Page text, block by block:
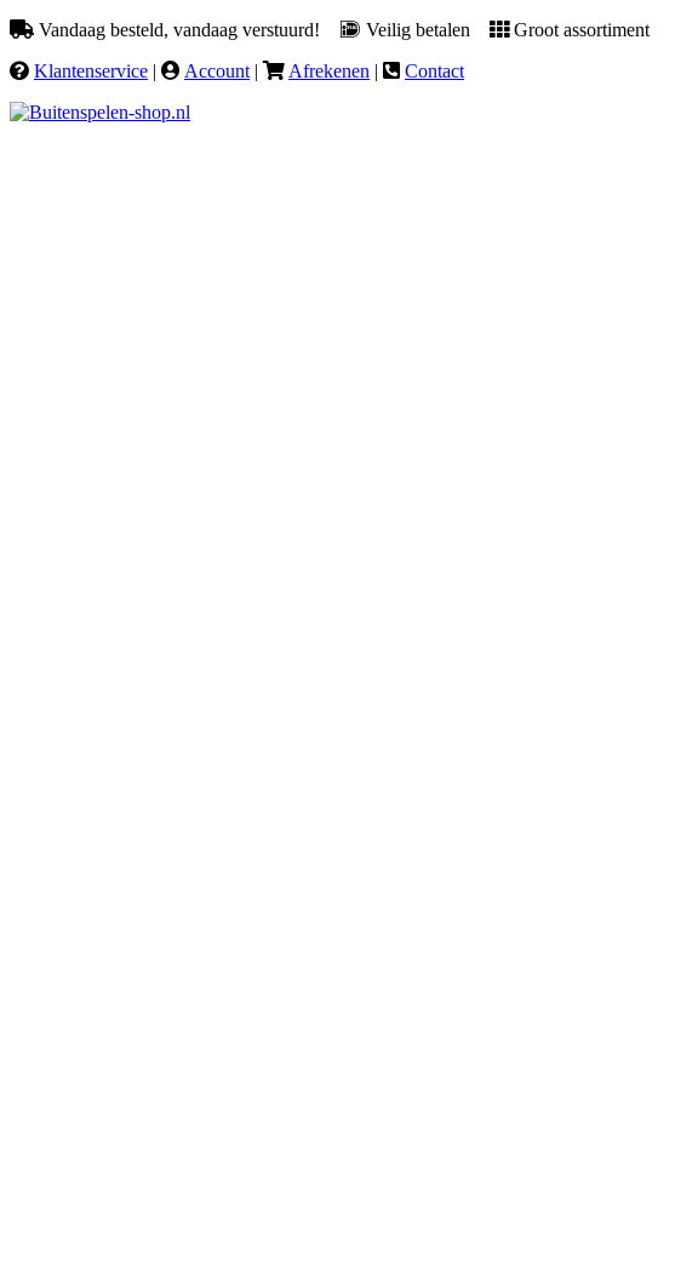
Vandaag besteld, vandaag verstuurd! Veilig betalen
Groot assortiment
Klantenservice | Account | Afrekenen | Contact